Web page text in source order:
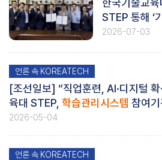
한국기술교육
STEP 통해 ‘기계설비 근로자 직무능
력 맞춤형 교육
2026-07-03
언론 속 KOREATECH
[조선일보] “직업훈련, AI·디지털
육대 STEP, 학습관리시스템 참여
2026-05-04
언론 속 KOREATECH